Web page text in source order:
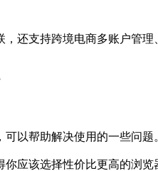
支持跨境电商多账户管理
以帮助解决使用的一些问题
应该选择性价比更高的浏览